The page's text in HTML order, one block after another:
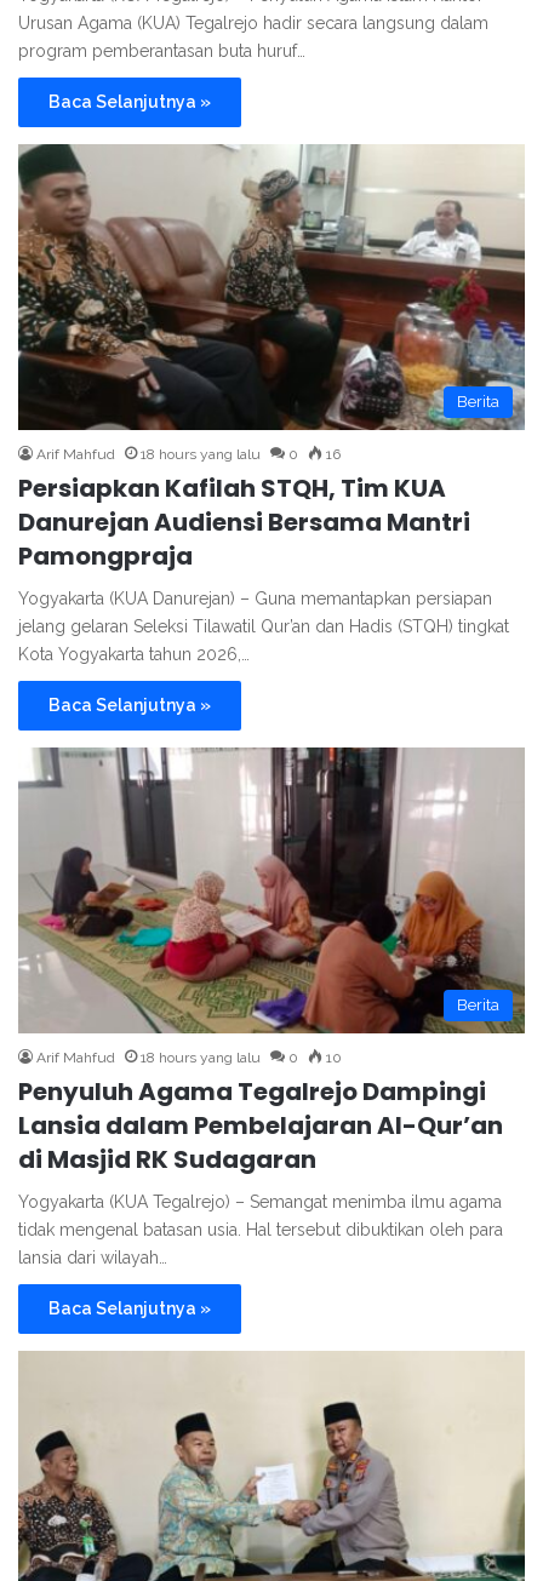
Urusan Agama (KUA) Tegalrejo hadir secara langsung dalam
program pemberantasan buta huruf…
Baca Selanjutnya »
Berita
Arif Mahfud 18 hours yang lalu 0 16
Persiapkan Kafilah STQH, Tim KUA
Danurejan Audiensi Bersama Mantri
Pamongpraja
Yogyakarta (KUA Danurejan) – Guna memantapkan persiapan
jelang gelaran Seleksi Tilawatil Qur’an dan Hadis (STQH) tingkat
Kota Yogyakarta tahun 2026,…
Baca Selanjutnya »
Berita
Arif Mahfud 18 hours yang lalu 0 10
Penyuluh Agama Tegalrejo Dampingi
Lansia dalam Pembelajaran Al-Qur’an
di Masjid RK Sudagaran
Yogyakarta (KUA Tegalrejo) – Semangat menimba ilmu agama
tidak mengenal batasan usia. Hal tersebut dibuktikan oleh para
lansia dari wilayah…
Baca Selanjutnya »